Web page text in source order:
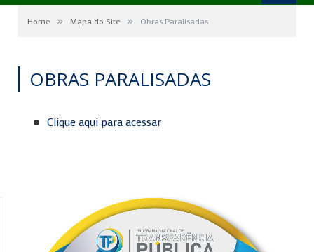
Home » Mapa do Site » Obras Paralisadas
OBRAS PARALISADAS
Clique aqui para acessar